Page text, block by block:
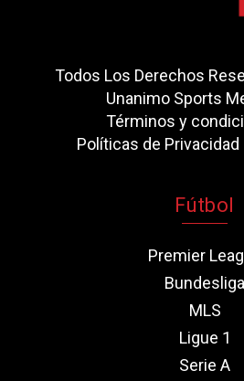
Todos Los Derechos
Unanimo Sports
Términos y
Políticas de Privacidad
Fútbol
Premier
Bundesliga
MLS
Ligue 1
Serie A